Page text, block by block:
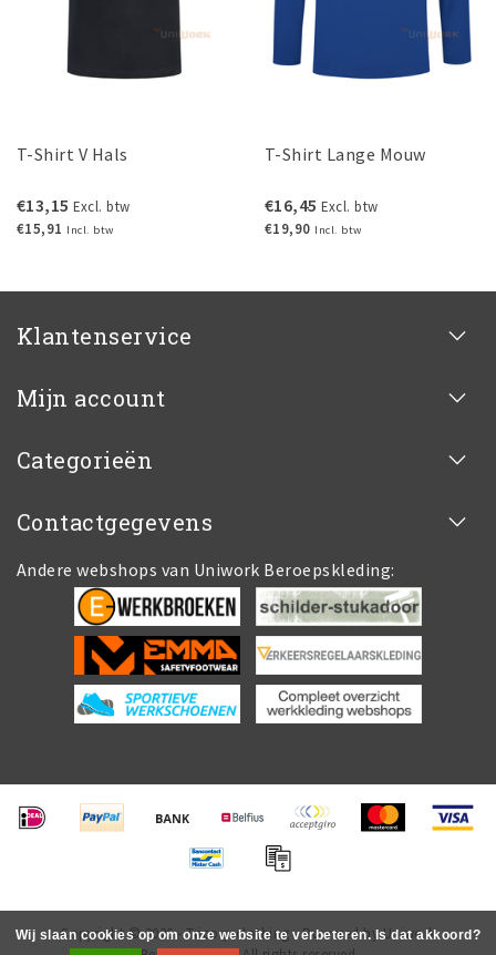
T-Shirt V Hals
€13,15 Excl. btw
€15,91 Incl. btw
T-Shirt Lange Mouw
€16,45 Excl. btw
€19,90 Incl. btw
Klantenservice
Mijn account
Categorieën
Contactgegevens
Andere webshops van Uniwork Beroepskleding:
Copyright © 2026 - Tricorp.clothing - Powered by Uniwork
Wij slaan cookies op om onze website te verbeteren. Is dat akkoord?